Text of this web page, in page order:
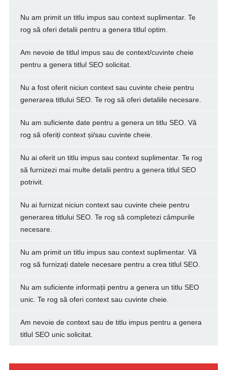
Nu am primit un titlu impus sau context suplimentar. Te
rog să oferi detalii pentru a genera titlul optim.
Am nevoie de titlul impus sau de context/cuvinte cheie
pentru a genera titlul SEO solicitat.
Nu a fost oferit niciun context sau cuvinte cheie pentru
generarea titlului SEO. Te rog să oferi detaliile necesare.
Nu am suficiente date pentru a genera un titlu SEO. Vă
rog să oferiți context și/sau cuvinte cheie.
Nu ai oferit un titlu impus sau context suplimentar. Te rog
să furnizezi mai multe detalii pentru a genera titlul SEO
potrivit.
Nu ai furnizat niciun context sau cuvinte cheie pentru
generarea titlului SEO. Te rog să completezi câmpurile
necesare.
Nu am primit un titlu impus sau context suplimentar. Vă
rog să furnizați datele necesare pentru a crea titlul SEO.
Nu am suficiente informații pentru a genera un titlu SEO
unic. Te rog să oferi context sau cuvinte cheie.
Am nevoie de context sau de titlu impus pentru a genera
titlul SEO unic solicitat.